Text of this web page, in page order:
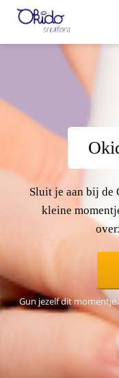
Sluit je aan bij de
kleine
Gun jezelf dit
om
Ze
en